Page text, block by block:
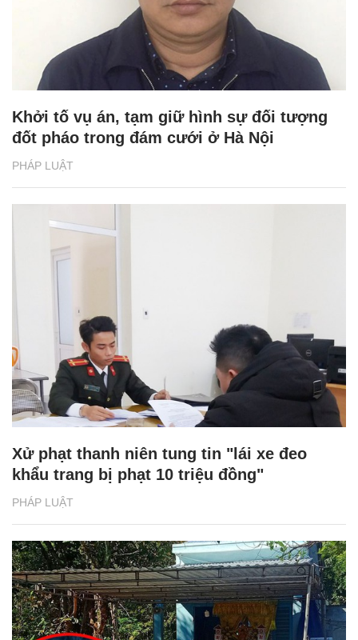
PHÁP LUẬT
Khởi tố vụ án, tạm giữ hình sự đối tượng
đốt pháo trong đám cưới ở Hà Nội
PHÁP LUẬT
Xử phạt thanh niên tung tin "lái xe đeo
khẩu trang bị phạt 10 triệu đồng"